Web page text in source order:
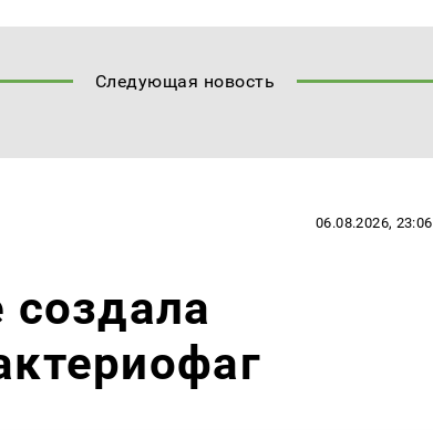
Следующая новость
06.08.2026, 23:06